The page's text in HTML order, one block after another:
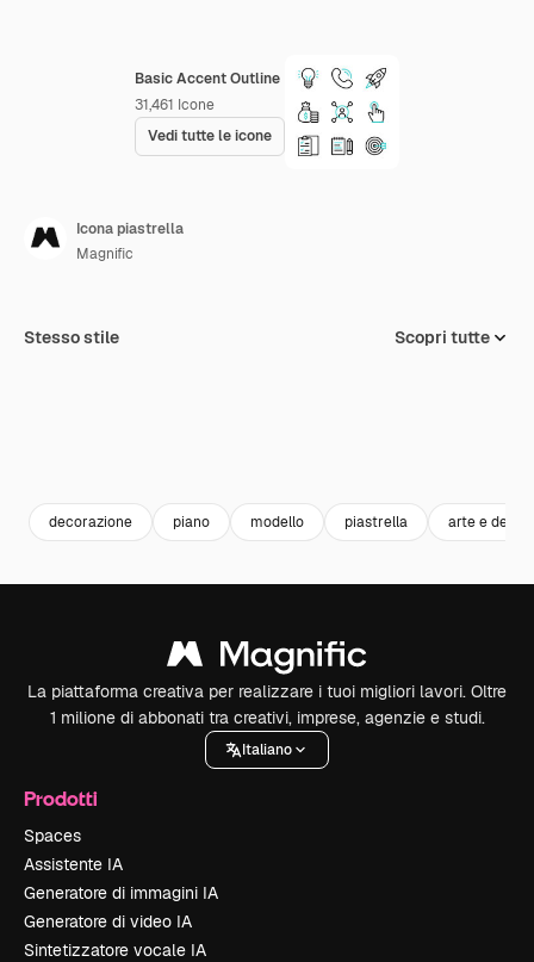
Basic Accent Outline
31,461 Icone
Vedi tutte le icone
Icona piastrella
Magnific
Stesso stile Scopri tutte
decorazione piano modello piastrella arte e design
La piattaforma creativa per realizzare i tuoi migliori lavori. Oltre
1 milione di abbonati tra creativi, imprese, agenzie e studi.
Italiano
Prodotti
Spaces
Assistente IA
Generatore di immagini IA
Generatore di video IA
Sintetizzatore vocale IA